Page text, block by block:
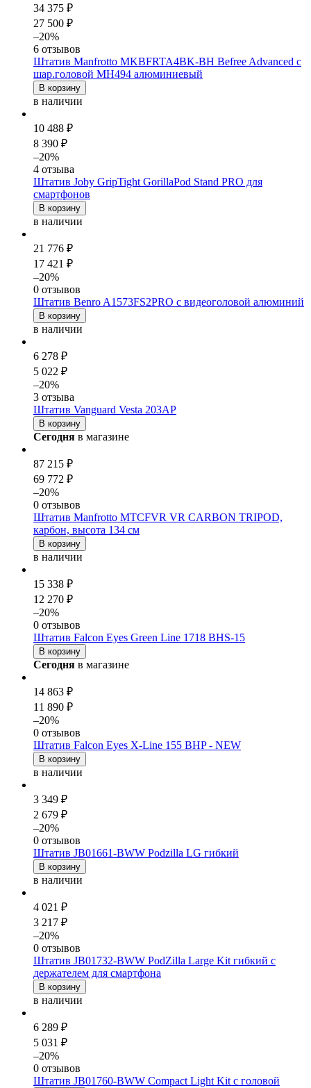
34 375 ₽
27 500 ₽
–20%
6 отзывов
Штатив Manfrotto MKBFRTA4BK-BH Befree Advanced с
шар.головой MH494 алюминиевый
В корзину
в наличии
10 488 ₽
8 390 ₽
–20%
4 отзыва
Штатив Joby GripTight GorillaPod Stand PRO для
смартфонов
В корзину
в наличии
21 776 ₽
17 421 ₽
–20%
0 отзывов
Штатив Benro A1573FS2PRO с видеоголовой алюминий
В корзину
в наличии
6 278 ₽
5 022 ₽
–20%
3 отзыва
Штатив Vanguard Vesta 203AP
В корзину
Сегодня в магазине
87 215 ₽
69 772 ₽
–20%
0 отзывов
Штатив Manfrotto MTCFVR VR CARBON TRIPOD,
карбон, высота 134 см
В корзину
в наличии
15 338 ₽
12 270 ₽
–20%
0 отзывов
Штатив Falcon Eyes Green Line 1718 BHS-15
В корзину
Сегодня в магазине
14 863 ₽
11 890 ₽
–20%
0 отзывов
Штатив Falcon Eyes X-Line 155 BHP - NEW
В корзину
в наличии
3 349 ₽
2 679 ₽
–20%
0 отзывов
Штатив JB01661-BWW Podzilla LG гибкий
В корзину
в наличии
4 021 ₽
3 217 ₽
–20%
0 отзывов
Штатив JB01732-BWW PodZilla Large Kit гибкий с
держателем для смартфона
В корзину
в наличии
6 289 ₽
5 031 ₽
–20%
0 отзывов
Штатив JB01760-BWW Compact Light Kit c головой